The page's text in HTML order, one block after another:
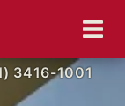
3416-1001